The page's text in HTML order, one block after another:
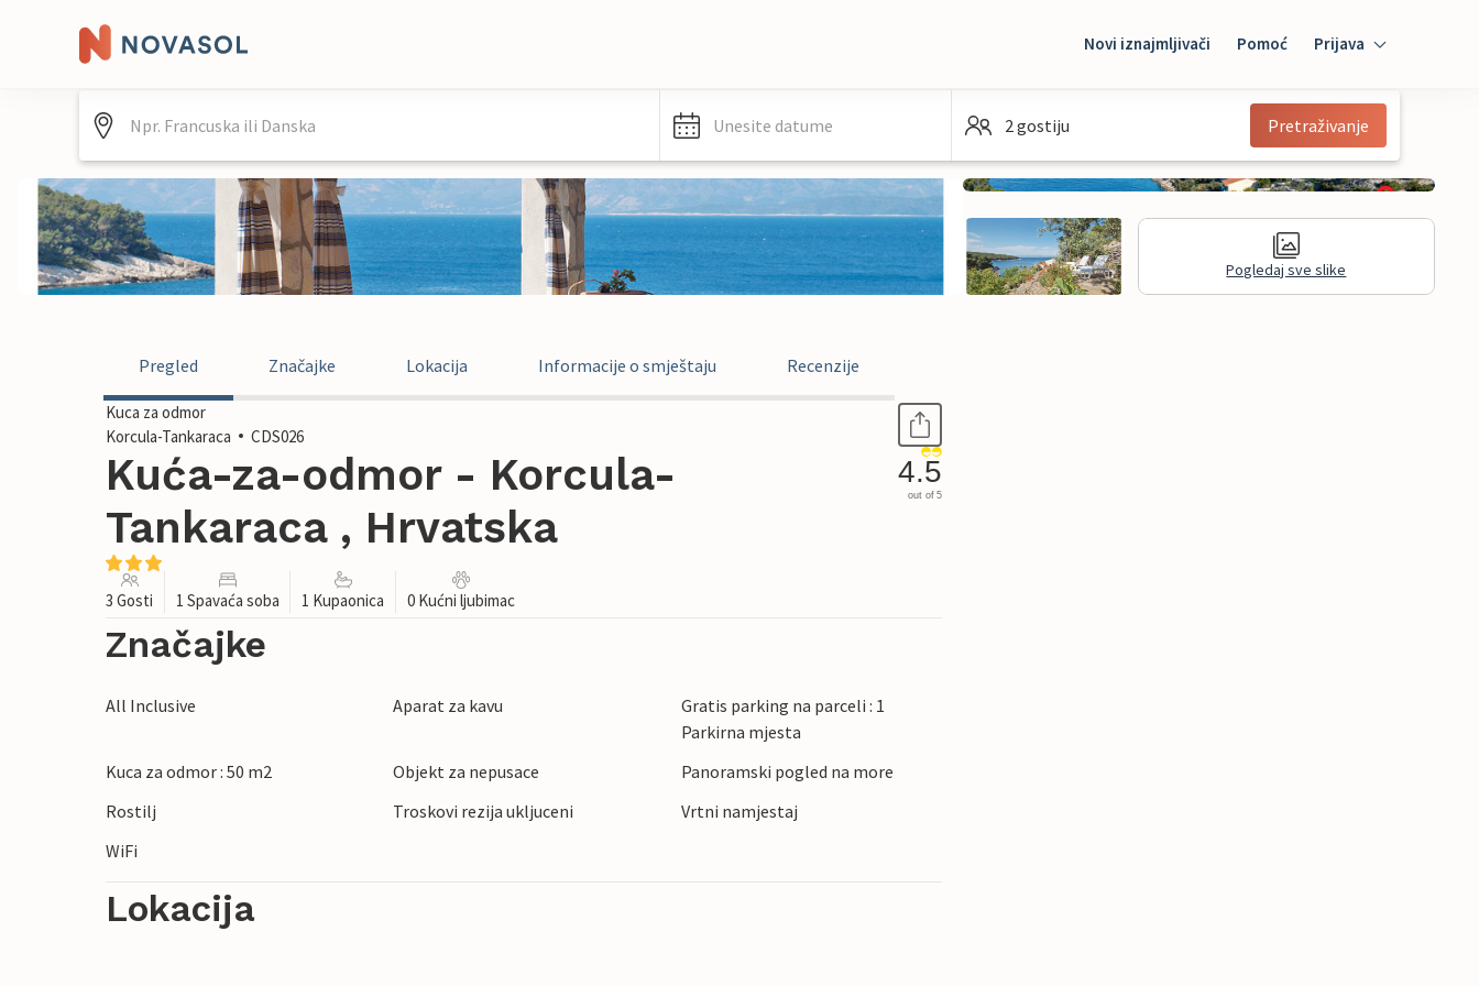
Novi iznajmljivači Pomoć Prijava
Mybooking
Unesite datume 2 gostiju Pretraživanje
Pogledaj sve slike
Pregled Značajke Lokacija Informacije o smještaju Recenzije
Kuca za odmor
Korcula-Tankaraca
CDS026
Kuća-za-odmor - Korcula-
Tankaraca , Hrvatska
4.5
out of 5
3 Gosti 1 Spavaća soba 1 Kupaonica 0 Kućni ljubimac
Značajke
All Inclusive Aparat za kavu
Gratis parking na parceli : 1
Parkirna mjesta
Kuca za odmor : 50 m2
Objekt za nepusace
Panoramski pogled na more
Rostilj
Troskovi rezija ukljuceni
Vrtni namjestaj
WiFi
Lokacija